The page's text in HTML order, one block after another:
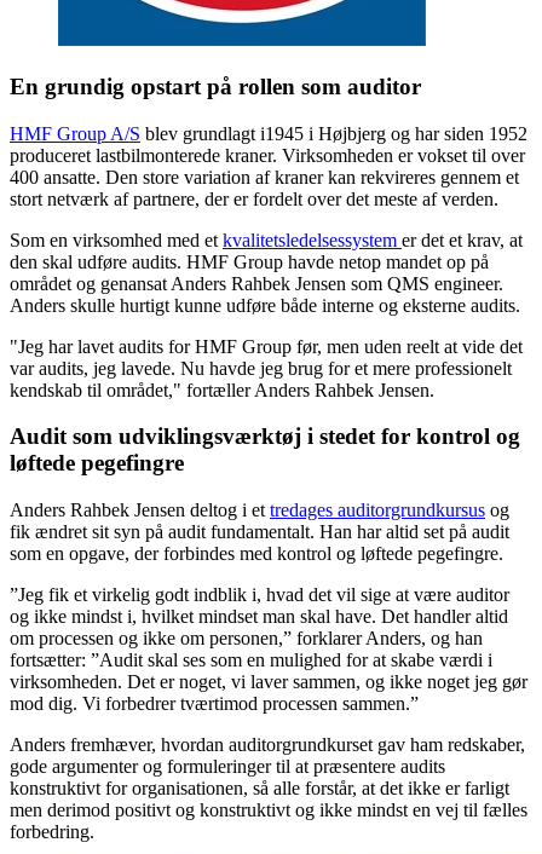
En grundig opstart på rollen som auditor
HMF Group A/S blev grundlagt i1945 i Højbjerg og har siden 1952
produceret lastbilmonterede kraner. Virksomheden er vokset til over
400 ansatte. Den store variation af kraner kan rekvireres gennem et
stort netværk af partnere, der er fordelt over det meste af verden.
Som en virksomhed med et kvalitetsledelsessystem er det et krav, at
den skal udføre audits. HMF Group havde netop mandet op på
området og genansat Anders Rahbek Jensen som QMS engineer.
Anders skulle hurtigt kunne udføre både interne og eksterne audits.
"Jeg har lavet audits for HMF Group før, men uden reelt at vide det
var audits, jeg lavede. Nu havde jeg brug for et mere professionelt
kendskab til området," fortæller Anders Rahbek Jensen.
Audit som udviklingsværktøj i stedet for kontrol og
løftede pegefingre
Anders Rahbek Jensen deltog i et tredages auditorgrundkursus og
fik ændret sit syn på audit fundamentalt. Han har altid set på audit
som en opgave, der forbindes med kontrol og løftede pegefingre.
”Jeg fik et virkelig godt indblik i, hvad det vil sige at være auditor
og ikke mindst i, hvilket mindset man skal have. Det handler altid
om processen og ikke om personen,” forklarer Anders, og han
fortsætter: ”Audit skal ses som en mulighed for at skabe værdi i
virksomheden. Det er noget, vi laver sammen, og ikke noget jeg gør
mod dig. Vi forbedrer tværtimod processen sammen.”
Anders fremhæver, hvordan auditorgrundkurset gav ham redskaber,
gode argumenter og formuleringer til at præsentere audits
konstruktivt for organisationen, så alle forstår, at det ikke er farligt
men derimod positivt og konstruktivt og ikke mindst en vej til fælles
forbedring.